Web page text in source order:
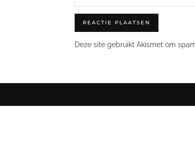
Deze site gebruikt Akismet om